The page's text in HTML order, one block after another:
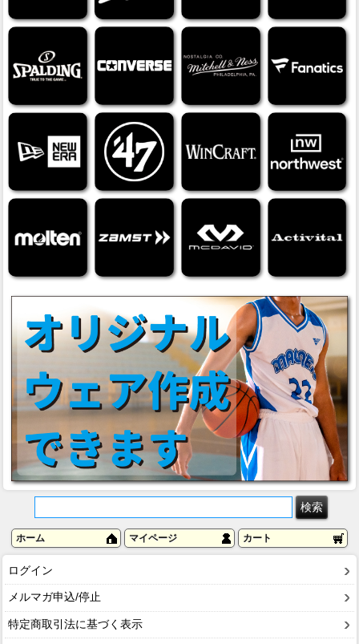
ホーム マイページ カート
ログイン
メルマガ申込/停止
特定商取引法に基づく表示